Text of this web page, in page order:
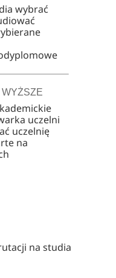
wybrać
uczelni
uczelnię
na
na studia